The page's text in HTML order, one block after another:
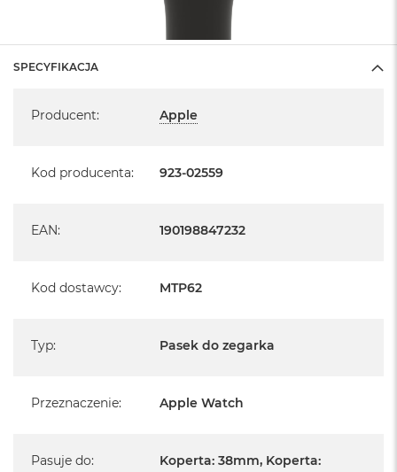
SPECYFIKACJA
Producent: Apple
Kod producenta: 923-02559
EAN: 190198847232
Kod dostawcy: MTP62
Typ: Pasek do zegarka
Przeznaczenie: Apple Watch
Pasuje do:
Koperta: 38mm, Koperta: